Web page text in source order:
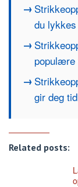
du
gir deg
Related posts: